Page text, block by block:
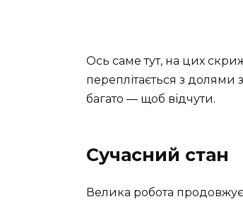
Ось саме тут, на цих
переплітається з
багато — щоб відчути.
Сучасний стан
Велика робота